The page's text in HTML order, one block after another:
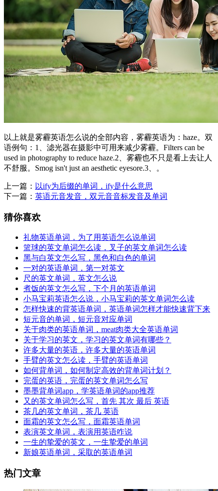
以上就是雾霾英语怎么说的全部内容，雾霾英语为：haze。双
语例句：1、滤光器在摄影中可用来减少雾霾。Filters can be
used in photography to reduce haze.2、雾霾也不只是看上去让人
不舒服。Smog isn't just an aesthetic eyesore.3、。
上一篇： 以ify为后缀的单词，ify是什么意思
下一篇： 英语元音发音，双元音音标发音及单词
猜你喜欢
礼物英语单词，为了用英语怎么说单词
篮球的英文单词怎么读，叉子的英文单词怎么读
黑与白英文怎么写，黑色和白色的单词
一对的英语单词，第一对英文
尺的英文单词，英文怎么说
煮饭的英文怎么写，下个月的英语单词
小马宝莉英语怎么说，小马宝莉的英文单词怎么读
怎样快速的背英语单词，英语单词怎样才能快速背下来
短元音的单词，短元音对应单词
关于肉类的英语单词，meat肉类大全英语单词
关于学习的英文，学习的英文单词有哪些？
许多大量的英语，许多大量的英语单词
手臂的英文怎么读，手臂的英语单词
如何背单词，如何制定高效的背单词计划？
完蛋的英语，完蛋的英文单词怎么写
墨墨背单词app，学英语单词的app推荐
又的英文单词怎么写，首先 其次 最后 英语
茶几的英文单词，茶几 英语
面霜的英文怎么写，面霜英语单词
表演英文单词，表演用英语咋说
一生的挚爱的英文，一生挚爱的单词
新娘英语单词，采取的英语单词
热门文章